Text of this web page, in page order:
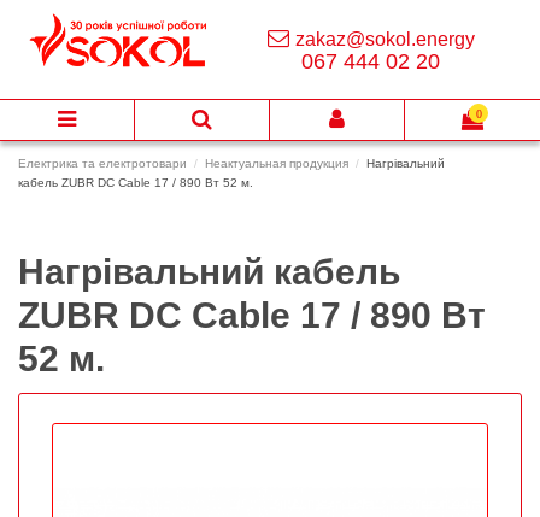
Електрика та електротовари Неактуальная продукция
Нагрівальний
кабель ZUBR DC Cable 17 / 890 Вт 52 м.
Нагрівальний кабель
ZUBR DC Cable 17 / 890 Вт
52 м.
zakaz@sokol.energy
067 444 02 20
0